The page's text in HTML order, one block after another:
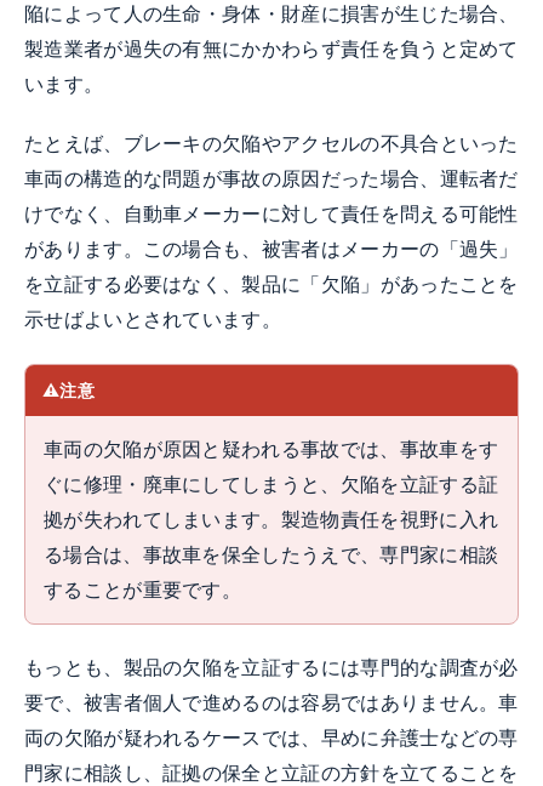
陥によって人の生命・身体・財産に損害が生じた場合、
製造業者が過失の有無にかかわらず責任を負うと定めて
います。
たとえば、ブレーキの欠陥やアクセルの不具合といった
車両の構造的な問題が事故の原因だった場合、運転者だ
けでなく、自動車メーカーに対して責任を問える可能性
があります。この場合も、被害者はメーカーの「過失」
を立証する必要はなく、製品に「欠陥」があったことを
示せばよいとされています。
注意
車両の欠陥が原因と疑われる事故では、事故車をす
ぐに修理・廃車にしてしまうと、欠陥を立証する証
拠が失われてしまいます。製造物責任を視野に入れ
る場合は、事故車を保全したうえで、専門家に相談
することが重要です。
もっとも、製品の欠陥を立証するには専門的な調査が必
要で、被害者個人で進めるのは容易ではありません。車
両の欠陥が疑われるケースでは、早めに弁護士などの専
門家に相談し、証拠の保全と立証の方針を立てることを